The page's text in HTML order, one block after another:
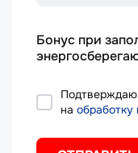
Бонус при
Подтверждаю
на